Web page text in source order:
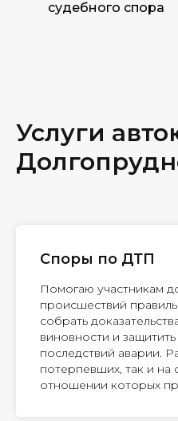
судебного спора
Услуги
Споры по ДТП
Помогаю участникам
происшествий
собрать
виновности и
последствий аварии.
потерпевших, так и на
отношении которых